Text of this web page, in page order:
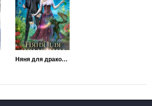
Няня для дракоши